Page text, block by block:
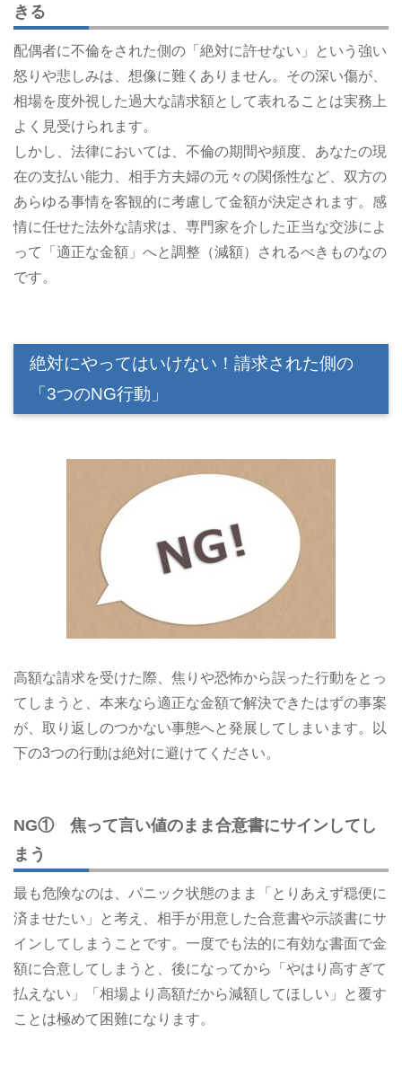
きる
配偶者に不倫をされた側の「絶対に許せない」という強い
怒りや悲しみは、想像に難くありません。その深い傷が、
相場を度外視した過大な請求額として表れることは実務上
よく見受けられます。
しかし、法律においては、不倫の期間や頻度、あなたの現
在の支払い能力、相手方夫婦の元々の関係性など、双方の
あらゆる事情を客観的に考慮して金額が決定されます。感
情に任せた法外な請求は、専門家を介した正当な交渉によ
って「適正な金額」へと調整（減額）されるべきものなの
です。
絶対にやってはいけない！請求された側の
「3つのNG行動」
高額な請求を受けた際、焦りや恐怖から誤った行動をとっ
てしまうと、本来なら適正な金額で解決できたはずの事案
が、取り返しのつかない事態へと発展してしまいます。以
下の3つの行動は絶対に避けてください。
NG① 焦って言い値のまま合意書にサインしてし
まう
最も危険なのは、パニック状態のまま「とりあえず穏便に
済ませたい」と考え、相手が用意した合意書や示談書にサ
インしてしまうことです。一度でも法的に有効な書面で金
額に合意してしまうと、後になってから「やはり高すぎて
払えない」「相場より高額だから減額してほしい」と覆す
ことは極めて困難になります。